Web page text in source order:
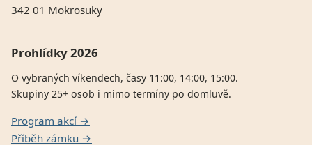
342 01 Mokrosuky
Prohlídky 2026
O vybraných víkendech, časy 11:00, 14:00, 15:00.
Skupiny 25+ osob i mimo termíny po domluvě.
Program akcí →
Příběh zámku →